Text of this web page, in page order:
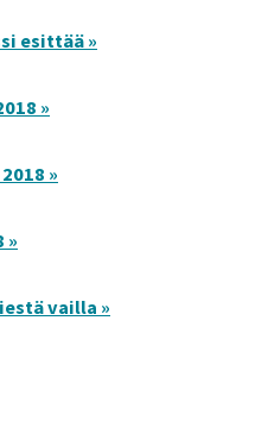
esittää »
»
»
»
vailla »